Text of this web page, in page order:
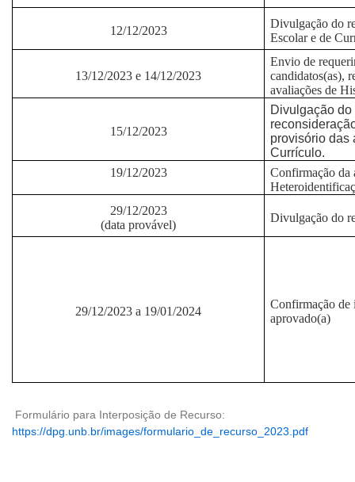
12/12/2023
Divulgação do
Escolar e de
13/12/2023 e 14/12/2023
Envio de
candidatos(as),
avaliações de
15/12/2023
Divulgação
provisório das
Currículo.
19/12/2023
Confirmação da
29/12/2023
(data provável)
Divulgação do
29/12/2023 a 19/01/2024
Confirmação de
aprovado(a)
Formulário para Interposição de Recurso:
https://dpg.unb.br/images/formulario_de_recurso_2023.pdf